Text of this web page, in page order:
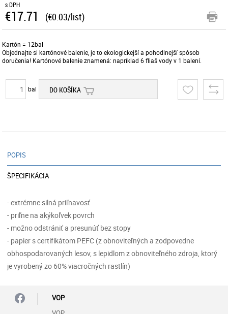
s DPH
€17.71 (€0.03/list)
Kartón = 12bal
Objednajte si kartónové balenie, je to ekologickejší a pohodlnejší spôsob
doručenia! Kartónové balenie znamená: napríklad 6 fliaš vody v 1 balení.
bal DO KOŠÍKA
POPIS
ŠPECIFIKÁCIA
- extrémne silná priľnavosť
- priľne na akýkoľvek povrch
- možno odstrániť a presunúť bez stopy
- papier s certifikátom PEFC (z obnoviteľných a zodpovedne
obhospodarovaných lesov, s lepidlom z obnoviteľného zdroja, ktorý
je vyrobený zo 60% viacročných rastlín)
VOP